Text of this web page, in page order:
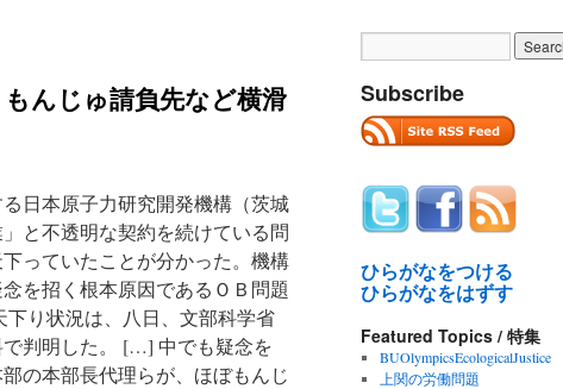
んじゅ請負先など横滑
日本原子力研究開発機構（茨城
と不透明な契約を続けている問
っていたことが分かった。機構
を招く根本原因であるＯＢ問題
り状況は、八日、文部科学省
判明した。 […] 中でも疑念を
の本部長代理らが、ほぼもんじ
Subscribe
ひらがなをつける
ひらがなをはずす
Featured Topics / 特集
BUOlympicsEcologicalJustice
上関の労働問題